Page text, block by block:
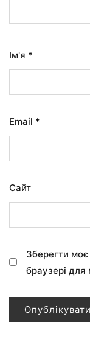
Ім'я *
Email *
Сайт
Зберегти
браузері для